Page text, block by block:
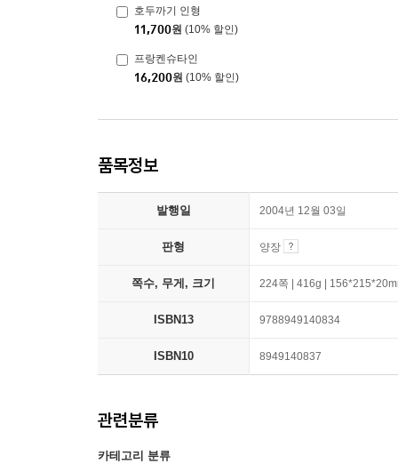
호두까기 인형
11,700원 (10% 할인)
프랑켄슈타인
16,200원 (10% 할인)
품목정보
발행일 2004년 12월 03일
판형 양장
쪽수, 무게, 크기 224쪽 | 416g |
ISBN13 9788949140834
ISBN10 8949140837
관련분류
카테고리 분류